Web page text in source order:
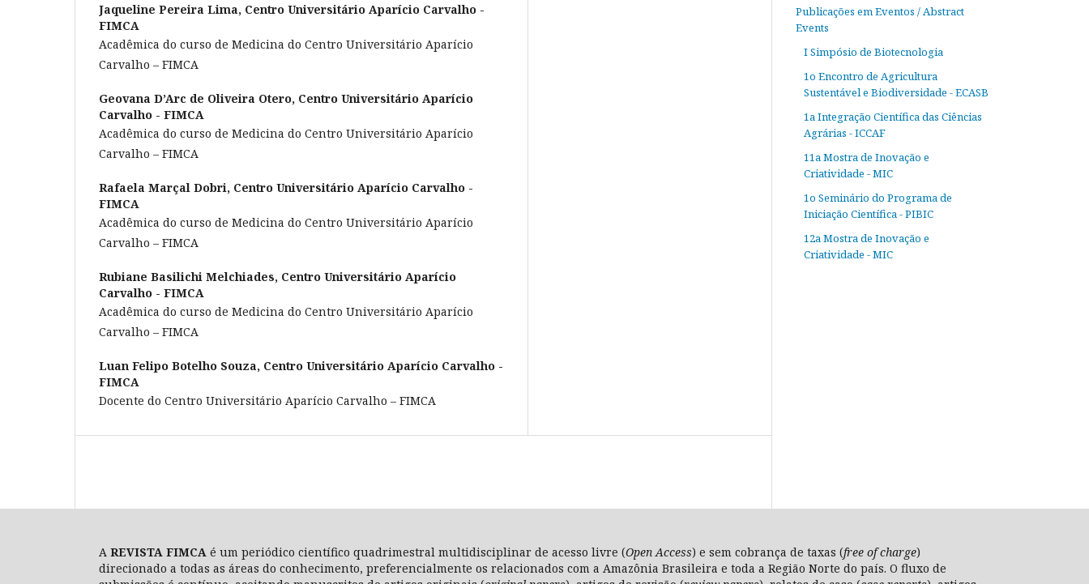
Jaqueline Pereira Lima, Centro Universitário Aparício Carvalho -
FIMCA
Acadêmica do curso de Medicina do Centro Universitário Aparício
Carvalho – FIMCA
Geovana D’Arc de Oliveira Otero, Centro Universitário Aparício
Carvalho - FIMCA
Acadêmica do curso de Medicina do Centro Universitário Aparício
Carvalho – FIMCA
Rafaela Marçal Dobri, Centro Universitário Aparício Carvalho -
FIMCA
Acadêmica do curso de Medicina do Centro Universitário Aparício
Carvalho – FIMCA
Rubiane Basilichi Melchiades, Centro Universitário Aparício
Carvalho - FIMCA
Acadêmica do curso de Medicina do Centro Universitário Aparício
Carvalho – FIMCA
Luan Felipo Botelho Souza, Centro Universitário Aparício Carvalho -
FIMCA
Docente do Centro Universitário Aparício Carvalho – FIMCA
Publicações em Eventos / Abstract
Events
I Simpósio de Biotecnologia
1o Encontro de Agricultura
Sustentável e Biodiversidade - ECASB
1a Integração Científica das Ciências
Agrárias - ICCAF
11a Mostra de Inovação e
Criatividade - MIC
1o Seminário do Programa de
Iniciação Científica - PIBIC
12a Mostra de Inovação e
Criatividade - MIC
A REVISTA FIMCA é um periódico científico quadrimestral multidisciplinar de acesso livre (Open Access) e sem cobrança de taxas (free of charge)
direcionado a todas as áreas do conhecimento, preferencialmente os relacionados com a Amazônia Brasileira e toda a Região Norte do país. O fluxo de